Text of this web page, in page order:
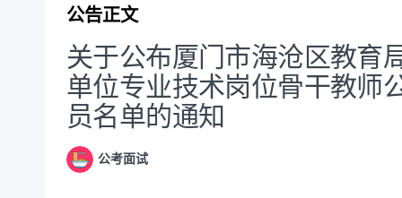
公告正文
关于公布厦门市海沧区教育
单位专业技术岗位骨干教师
员名单的通知
公考面试